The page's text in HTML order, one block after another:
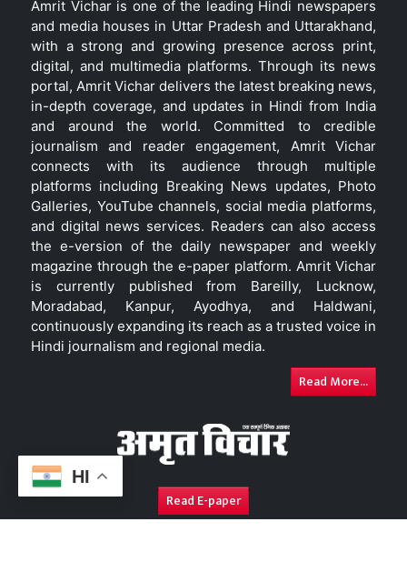
HI
Amrit Vichar is one of the leading Hindi newspapers
and media houses in Uttar Pradesh and Uttarakhand,
with a strong and growing presence across print,
digital, and multimedia platforms. Through its news
portal, Amrit Vichar delivers the latest breaking news,
in-depth coverage, and updates in Hindi from India
and around the world. Committed to credible
journalism and reader engagement, Amrit Vichar
connects with its audience through multiple
platforms including Breaking News updates, Photo
Galleries, YouTube channels, social media platforms,
and digital news services. Readers can also access
the e-version of the daily newspaper and weekly
magazine through the e-paper platform. Amrit Vichar
is currently published from Bareilly, Lucknow,
Moradabad, Kanpur, Ayodhya, and Haldwani,
continuously expanding its reach as a trusted voice in
Hindi journalism and regional media.
Read More...
Read E-paper